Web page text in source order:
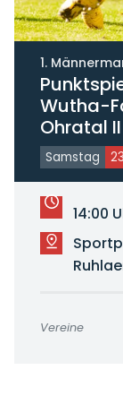
1.
Wutha-
Ohratal II
Samstag
14:00
Vereine